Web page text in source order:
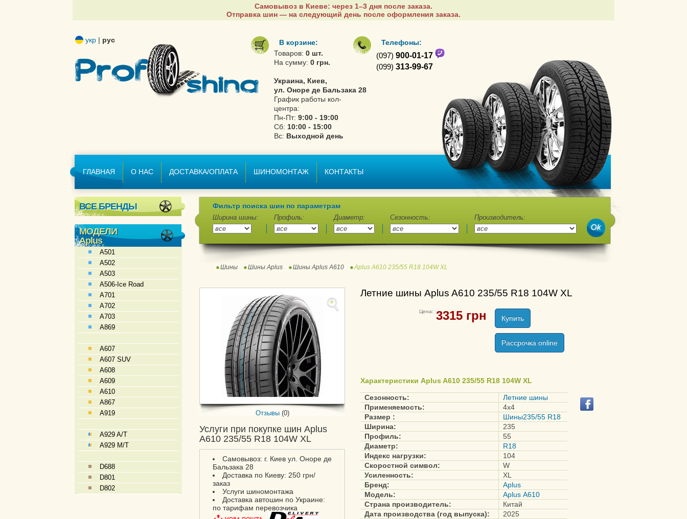
Самовывоз в Киеве: через 1–3 дня после заказа.
Отправка шин — на следующий день после оформления заказа.
укр | рус
В корзине:
Товаров: 0 шт.
На сумму: 0 грн.
Украина, Киев,
ул. Оноре де Бальзака 28
График работы кол-
центра:
Пн-Пт: 9:00 - 19:00
Сб: 10:00 - 15:00
Вс: Выходной день
Телефоны:
(097) 900-01-17
(099) 313-99-67
ГЛАВНАЯ О НАС ДОСТАВКА/ОПЛАТА ШИНОМОНТАЖ КОНТАКТЫ
ВСЕ БРЕНДЫ
МОДЕЛИ
Aplus
A501
A502
A503
A506-Ice Road
A701
A702
A703
A869
A607
A607 SUV
A608
A609
A610
A867
A919
A929 A/T
A929 M/T
D688
D801
D802
Фильтр поиска шин по параметрам
Ширина шины: Профиль: Диаметр: Сезонность: Производитель:
Шины Шины Aplus Шины Aplus A610 Aplus A610 235/55 R18 104W XL
Отзывы (0)
Услуги при покупке шин Aplus
A610 235/55 R18 104W XL
Самовывоз: г. Киев ул. Оноре де
Бальзака 28
Доставка по Киеву: 250 грн/
заказ
Услуги шиномонтажа
Доставка автошин по Украине:
по тарифам перевозчика
Летние шины Aplus A610 235/55 R18 104W XL
Цена: 3315 грн Купить
Рассрочка online
Характеристики Aplus A610 235/55 R18 104W XL
Сезонность:
Летние шины
Применяемость:
4x4
Размер :
Шины235/55 R18
Ширина:
235
Профиль:
55
Диаметр:
R18
Индекс нагрузки:
104
Скоростной символ:
W
Усиленность:
XL
Бренд:
Aplus
Модель:
Aplus A610
Страна производитель:
Китай
Дата производства (год выпуска):
2025